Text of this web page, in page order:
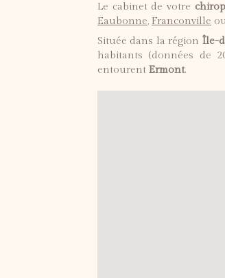
Le cabinet de votre
Eaubonne, Franconville
Située dans la région Île-
habitants (données de
entourent Ermont.